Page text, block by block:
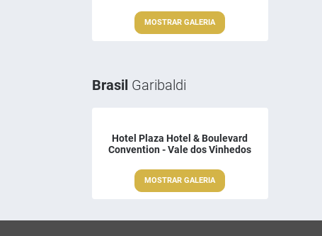
MOSTRAR GALERIA
Brasil Garibaldi
Hotel Plaza Hotel & Boulevard
Convention - Vale dos Vinhedos
MOSTRAR GALERIA